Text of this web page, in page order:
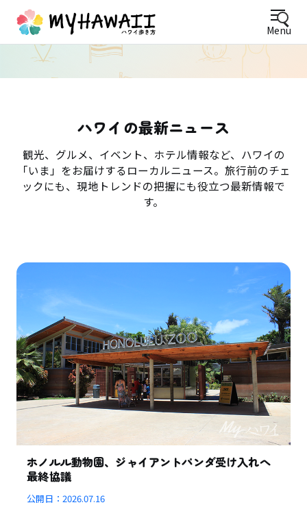
Menu
ハワイの最新ニュース
観光、グルメ、イベント、ホテル情報など、ハワイの
「いま」をお届けするローカルニュース。旅行前のチェ
ックにも、現地トレンドの把握にも役立つ最新情報で
す。
ホノルル動物園、ジャイアントパンダ受け入れへ
最終協議
公開日：2026.07.16